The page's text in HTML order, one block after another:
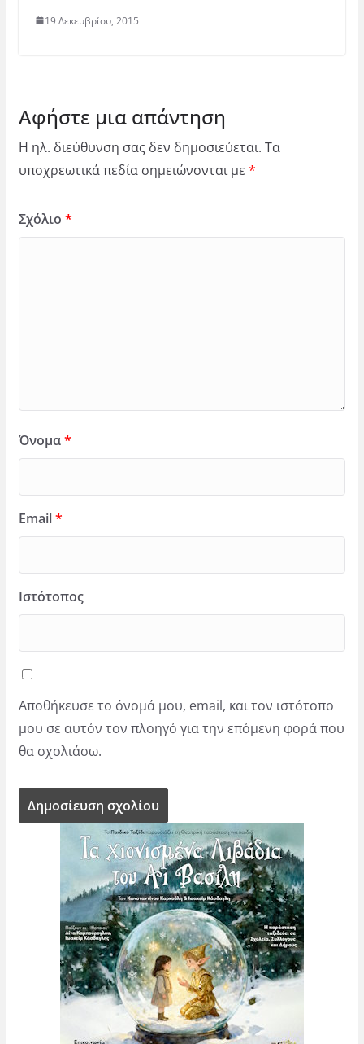
19 Δεκεμβρίου, 2015
Αφήστε μια απάντηση
Η ηλ. διεύθυνση σας δεν δημοσιεύεται. Τα
υποχρεωτικά πεδία σημειώνονται με *
Σχόλιο *
Όνομα*
Email*
Ιστότοπος
Αποθήκευσε το όνομά μου, email, και τον ιστότοπο
μου σε αυτόν τον πλοηγό για την επόμενη φορά που
θα σχολιάσω.